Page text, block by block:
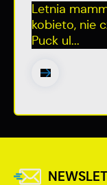
Letnia
kobieto, nie
Puck ul...